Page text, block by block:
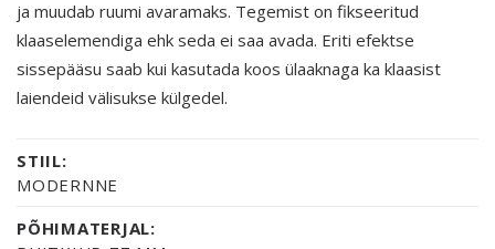
ja muudab ruumi avaramaks. Tegemist on fikseeritud
klaaselemendiga ehk seda ei saa avada. Eriti efektse
sissepääsu saab kui kasutada koos ülaaknaga ka klaasist
laiendeid välisukse külgedel.
STIIL:
MODERNNE
PÕHIMATERJAL: